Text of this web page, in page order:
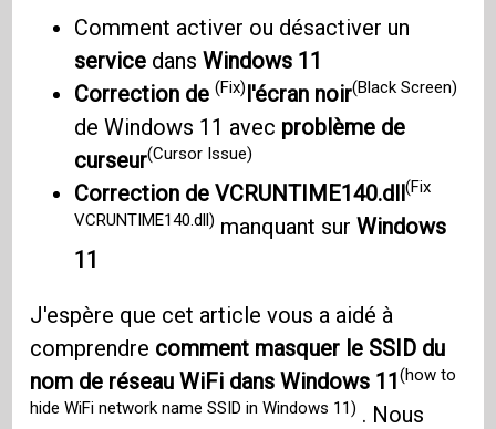
Comment activer ou désactiver un
service dansWindows 11
Correction de(Fix)l'écran noir(Black Screen)
de Windows 11 avec problème de
curseur(Cursor Issue)
Correction de VCRUNTIME140.dll(Fix
VCRUNTIME140.dll) manquant surWindows
11
J'espère que cet article vous a aidé à
comprendre comment masquer le SSID du
nom de réseau WiFi dans Windows 11(how to
hide WiFi network name SSID in Windows 11) . Nous